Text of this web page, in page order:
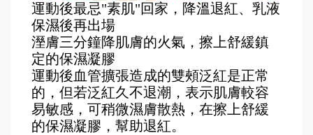
運動後最忌"素肌"回家，降溫退紅、乳液
保濕後再出場
溼膚三分鐘降肌膚的火氣，擦上舒緩鎮
定的保濕凝膠
運動後血管擴張造成的雙頰泛紅是正常
的，但若泛紅久不退潮，表示肌膚較容
易敏感，可稍微濕膚散熱，在擦上舒緩
的保濕凝膠，幫助退紅。